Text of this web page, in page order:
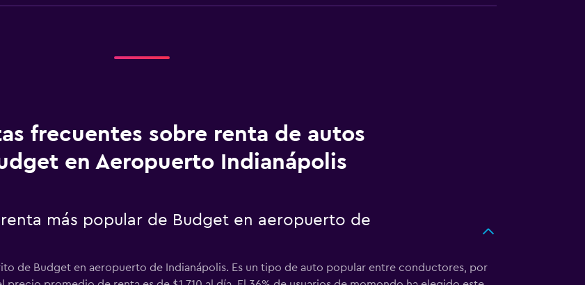
frecuentes sobre renta de autos
en Aeropuerto Indianápolis
más popular de Budget en aeropuerto de
de Budget en aeropuerto de Indianápolis. Es un tipo de auto popular entre conductores, por